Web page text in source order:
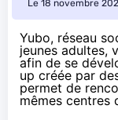
Le 18 novembre
Yubo, réseau
jeunes adultes,
afin de se
up créée par
permet de
mêmes centres